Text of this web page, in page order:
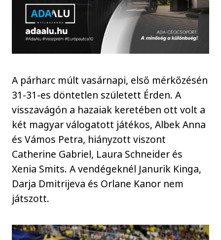
A párharc múlt vasárnapi, első mérkőzésén
31-31-es döntetlen született Érden. A
visszavágón a hazaiak keretében ott volt a
két magyar válogatott játékos, Albek Anna
és Vámos Petra, hiányzott viszont
Catherine Gabriel, Laura Schneider és
Xenia Smits. A vendégeknél Janurik Kinga,
Darja Dmitrijeva és Orlane Kanor nem
játszott.